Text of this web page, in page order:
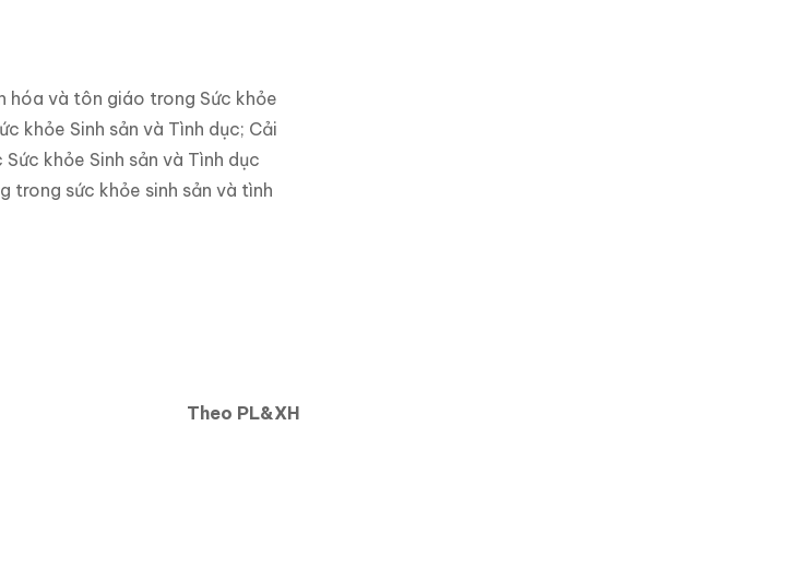
hóa và tôn giáo trong Sức khỏe
khỏe Sinh sản và Tình dục; Cải
khỏe Sinh sản và Tình dục
sức khỏe sinh sản và tình
Theo PL&XH